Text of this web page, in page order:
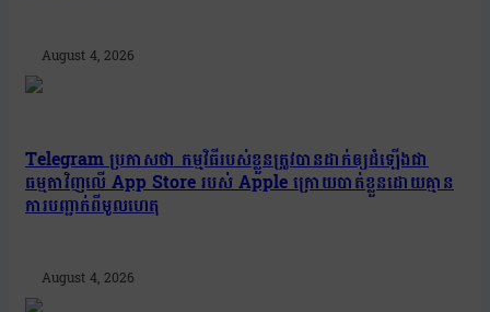
August 4, 2026
Telegram ប្រកាសថា កម្មវិធីរបស់ខ្លួនត្រូវបានដាក់ឲ្យដំឡើងជា
ធម្មតាវិញលើ App Store របស់ Apple ក្រោយបាត់ខ្លួនដោយគ្មាន
ការបញ្ជាក់ពីមូលហេតុ
August 4, 2026